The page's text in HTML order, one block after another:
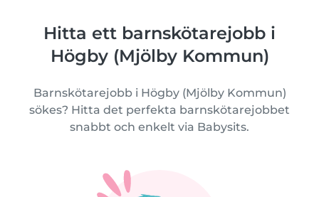
Hitta ett barnskötarejobb i
Högby (Mjölby Kommun)
Barnskötarejobb i Högby (Mjölby Kommun)
sökes? Hitta det perfekta barnskötarejobbet
snabbt och enkelt via Babysits.